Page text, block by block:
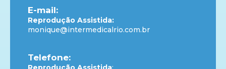
E-mail:
Reprodução Assistida:
monique@intermedicalrio.com.br
Telefone: